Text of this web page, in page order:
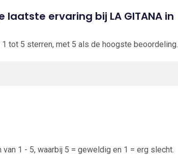
ervaring bij LA GITANA in
tot 5 sterren, met 5 als de hoogste beoordeling.
1 - 5, waarbij 5 = geweldig en 1 = erg slecht.